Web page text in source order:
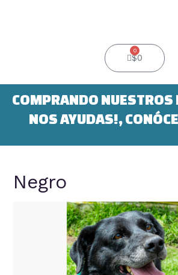
$0
0
Cart
COMPRANDO NUESTROS
NOS AYUDAS!,
Negro
entradas